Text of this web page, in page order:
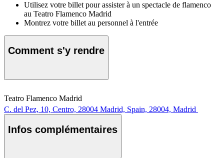
Utilisez votre billet pour assister à un spectacle de flamenco
au Teatro Flamenco Madrid
Montrez votre billet au personnel à l'entrée
Comment s'y rendre
Teatro Flamenco Madrid
C. del Pez, 10, Centro, 28004 Madrid, Spain, 28004, Madrid
Infos complémentaires